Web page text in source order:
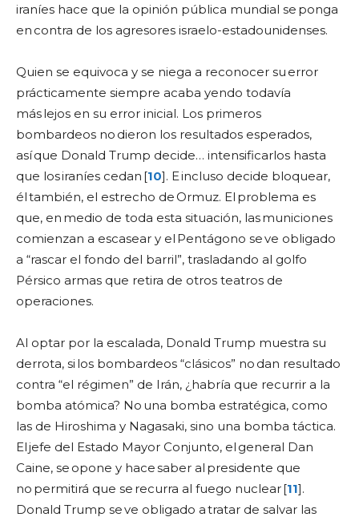
iraníes hace que la opinión pública mundial se ponga
en contra de los agresores israelo-estadounidenses.
Quien se equivoca y se niega a reconocer su error
prácticamente siempre acaba yendo todavía
más lejos en su error inicial. Los primeros
bombardeos no dieron los resultados esperados,
así que Donald Trump decide… intensificarlos hasta
que los iraníes cedan [10]. E incluso decide bloquear,
él también, el estrecho de Ormuz. El problema es
que, en medio de toda esta situación, las municiones
comienzan a escasear y el Pentágono se ve obligado
a “rascar el fondo del barril”, trasladando al golfo
Pérsico armas que retira de otros teatros de
operaciones.
Al optar por la escalada, Donald Trump muestra su
derrota, si los bombardeos “clásicos” no dan resultado
contra “el régimen” de Irán, ¿habría que recurrir a la
bomba atómica? No una bomba estratégica, como
las de Hiroshima y Nagasaki, sino una bomba táctica.
El jefe del Estado Mayor Conjunto, el general Dan
Caine, se opone y hace saber al presidente que
no permitirá que se recurra al fuego nuclear [11].
Donald Trump se ve obligado a tratar de salvar las